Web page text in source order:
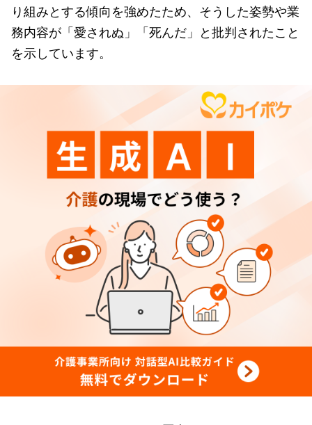
り組みとする傾向を強めたため、そうした姿勢や業
務内容が「愛されぬ」「死んだ」と批判されたこと
を示しています。